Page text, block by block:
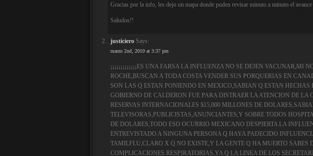
Gracias por la info, les dejo un mapa donde puden revisar minuto a minuto el
Saludos!!
justiciero Says:
marzo 2nd, 2010 at 3:37 pm
¡¡¡¡¡¡¡¡¡¡¡¡¡ES UNA FARSA LA INFLUENZA NO SE DEJEN
ROCHE,BUSCAN A TODA COSTA VENDER SUS PORQUERIAS EN
SON LAS Q ESTAN PONIENDO EN MEXICO,SABIAN Q ESTAN
GOBIERNO DE CALDERON FUE PARA DISTRAER LA ATENCION DE LA
RESERVAS INTERNACIONALES $15,000 MILLONES DE
TELEVISORAS,PUBLICISTAS,ANUNCIANTES,Y SOBRE TODOS
DE DOLARES,TODO ESO OCURRIO MEXICANO DESPIERTA LA
ENTREVISTADO A NINGUNA PERSONA Q HAYA PADECIDO
TAMILFLU,CLARO X Q NO EXISTE,Y LA GENTE Q HA MUERTO SABES
COMPLICACIONES RESPIRATORIAS,YA Q LA LINEA DE LOS